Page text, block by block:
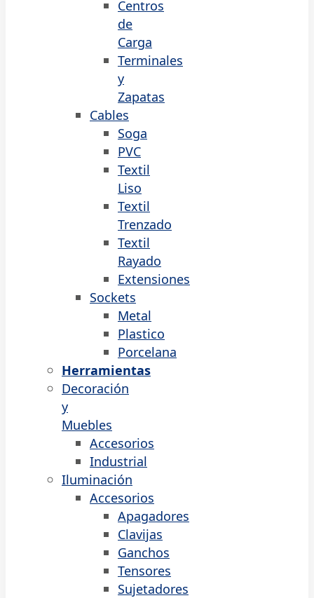
Centros
de
Carga
Terminales
y
Zapatas
Cables
Soga
PVC
Textil
Liso
Textil
Trenzado
Textil
Rayado
Extensiones
Sockets
Metal
Plastico
Porcelana
Herramientas
Decoración
y
Muebles
Accesorios
Industrial
Iluminación
Accesorios
Apagadores
Clavijas
Ganchos
Tensores
Sujetadores